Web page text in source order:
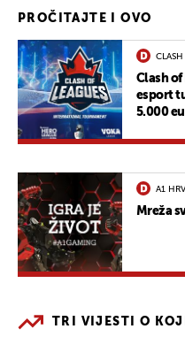
PROČITAJTE I OVO
CLASH
Clash of
esport
5.000
A1
Mreža
TRI VIJESTI O